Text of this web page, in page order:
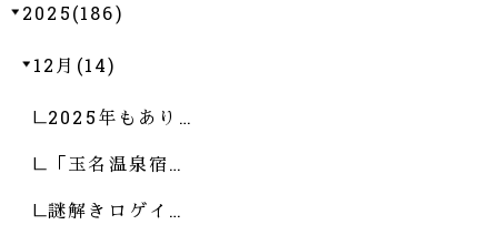
2025(186)
12月(14)
2025年もあり…
「玉名温泉宿…
謎解きロゲイ…